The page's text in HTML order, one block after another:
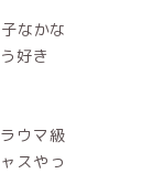
なかな
好き
ウマ級
スやっ